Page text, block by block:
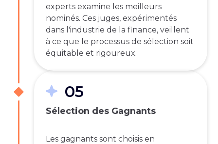
experts examine les meilleurs
nominés. Ces juges, expérimentés
dans l'industrie de la finance, veillent
à ce que le processus de sélection soit
équitable et rigoureux.
05
Sélection des Gagnants
Les gagnants sont choisis en